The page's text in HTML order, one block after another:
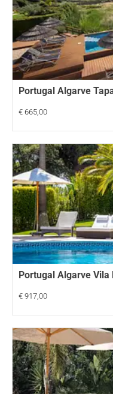
Portugal Algarve
€ 665,00
Portugal Algarve Vila
€ 917,00